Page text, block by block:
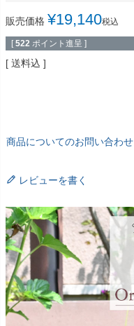
販売価格 ¥19,140税込
[ 522 ポイント進呈 ]
送料込
商品についてのお問い合わせ
レビューを書く